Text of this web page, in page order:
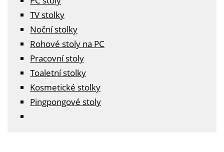
TV stolky
Noční stolky
Rohové stoly na PC
Pracovní stoly
Toaletní stolky
Kosmetické stolky
Pingpongové stoly